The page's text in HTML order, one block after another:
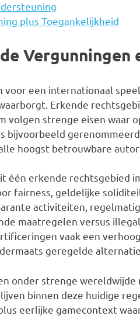
plus Toegankelijkheid
Vergunningen
voor een internationaal
Erkende
volgen strenge eisen waar
bijvoorbeeld
hoogst betrouwbare
één erkende
fairness, geldelijke
activiteiten,
maatregelen versus
vaak een
geregelde
onder strenge
binnen deze huidige
eerlijke gamecontext